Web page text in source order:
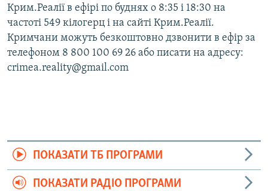
Крим.Реалії в ефірі по буднях о 8:35 і 18:30 на
частоті 549 кілогерц і на сайті Крим.Реалії.
Кримчани можуть безкоштовно дзвонити в ефір за
телефоном 8 800 100 69 26 або писати на адресу:
crimea.reality@gmail.com
ПОКАЗАТИ ТБ ПРОГРАМИ
ПОКАЗАТИ РАДІО ПРОГРАМИ